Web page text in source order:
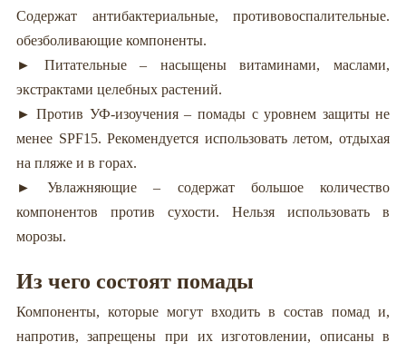
Содержат антибактериальные, противовоспалительные.
обезболивающие компоненты.
► Питательные – насыщены витаминами, маслами,
экстрактами целебных растений.
► Против УФ-изоучения – помады с уровнем защиты не
менее SPF15. Рекомендуется использовать летом, отдыхая
на пляже и в горах.
► Увлажняющие – содержат большое количество
компонентов против сухости. Нельзя использовать в
морозы.
Из чего состоят помады
Компоненты, которые могут входить в состав помад и,
напротив, запрещены при их изготовлении, описаны в